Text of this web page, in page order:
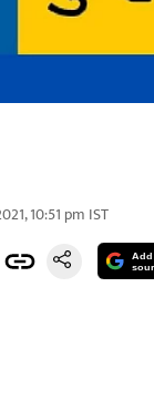
10:51 pm IST
Add